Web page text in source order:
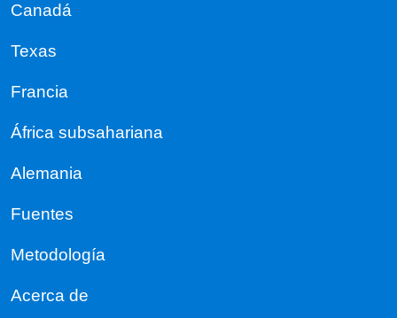
Canadá
Texas
Francia
África subsahariana
Alemania
Fuentes
Metodología
Acerca de